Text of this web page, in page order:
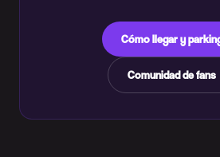
Cómo llegar y
Comunidad de